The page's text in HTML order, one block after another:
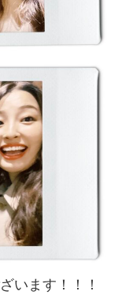
います！！！